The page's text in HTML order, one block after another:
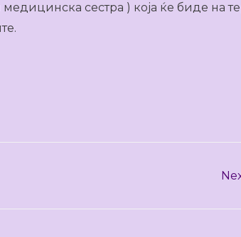
сестра ) која ќе биде на